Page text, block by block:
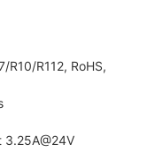
R10/R112, RoHS,
3.25A@24V